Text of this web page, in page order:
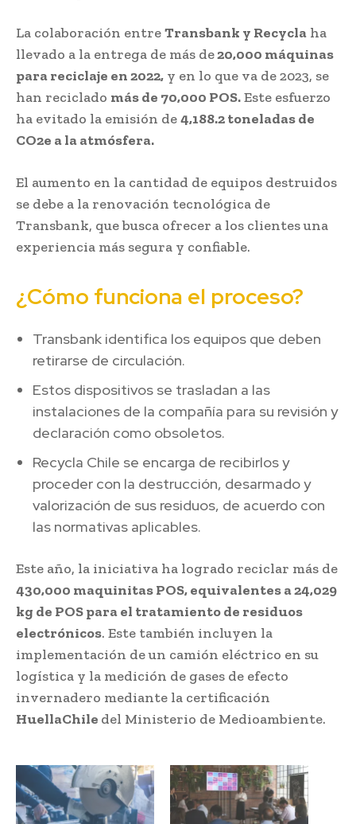
La colaboración entreTransbank y Recycla ha
llevado a la entrega de más de20,000 máquinas
para reciclaje en 2022, y en lo que va de 2023, se
han reciclado más de 70,000 POS.Este esfuerzo
ha evitado la emisión de4,188.2 toneladas de
CO2e a la atmósfera.
El aumento en la cantidad de equipos destruidos
se debe a la renovación tecnológica de
Transbank, que busca ofrecer a los clientes una
experiencia más segura y confiable.
¿Cómo funciona el proceso?
Transbank identifica los equipos que deben
retirarse de circulación.
Estos dispositivos se trasladan a las
instalaciones de la compañía para su revisión y
declaración como obsoletos.
Recycla Chile se encarga de recibirlos y
proceder con la destrucción, desarmado y
valorización de sus residuos, de acuerdo con
las normativas aplicables.
Este año, la iniciativa ha logrado reciclar más de
430,000 maquinitas POS, equivalentes a 24,029
kg de POS para el tratamiento de residuos
electrónicos. Este también incluyen la
implementación de un camión eléctrico en su
logística y la medición de gases de efecto
invernadero mediante la certificación
HuellaChile del Ministerio de Medioambiente.